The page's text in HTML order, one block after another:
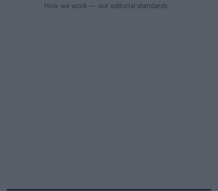
How we work — our editorial standards